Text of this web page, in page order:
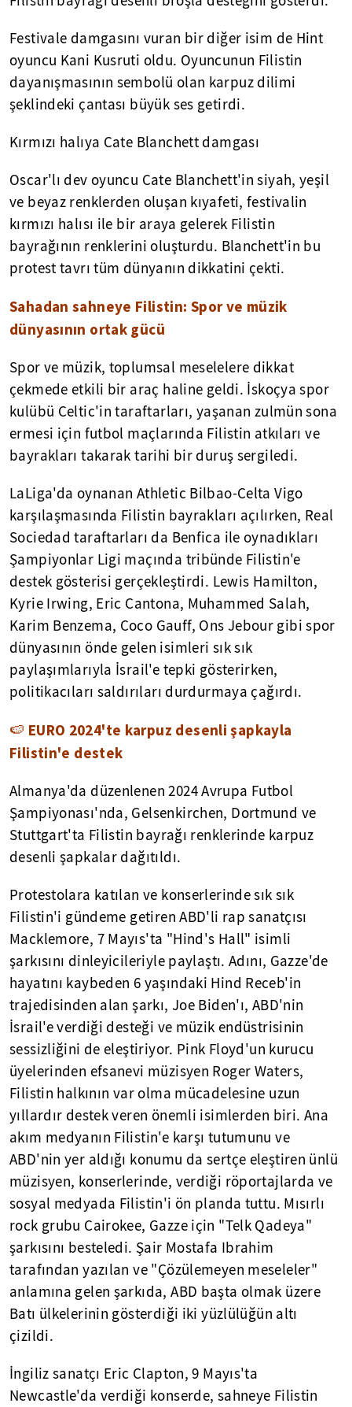
Festivale damgasını vuran bir diğer isim de Hint
oyuncu Kani Kusruti oldu. Oyuncunun Filistin
dayanışmasının sembolü olan karpuz dilimi
şeklindeki çantası büyük ses getirdi.
Kırmızı halıya Cate Blanchett damgası
Oscar'lı dev oyuncu Cate Blanchett'in siyah, yeşil
ve beyaz renklerden oluşan kıyafeti, festivalin
kırmızı halısı ile bir araya gelerek Filistin
bayrağının renklerini oluşturdu. Blanchett'in bu
protest tavrı tüm dünyanın dikkatini çekti.
Sahadan sahneye Filistin: Spor ve müzik
dünyasının ortak gücü
Spor ve müzik, toplumsal meselelere dikkat
çekmede etkili bir araç haline geldi. İskoçya spor
kulübü Celtic'in taraftarları, yaşanan zulmün sona
ermesi için futbol maçlarında Filistin atkıları ve
bayrakları takarak tarihi bir duruş sergiledi.
LaLiga'da oynanan Athletic Bilbao-Celta Vigo
karşılaşmasında Filistin bayrakları açılırken, Real
Sociedad taraftarları da Benfica ile oynadıkları
Şampiyonlar Ligi maçında tribünde Filistin'e
destek gösterisi gerçekleştirdi. Lewis Hamilton,
Kyrie Irwing, Eric Cantona, Muhammed Salah,
Karim Benzema, Coco Gauff, Ons Jebour gibi spor
dünyasının önde gelen isimleri sık sık
paylaşımlarıyla İsrail'e tepki gösterirken,
politikacıları saldırıları durdurmaya çağırdı.
🍉 EURO 2024'te karpuz desenli şapkayla
Filistin'e destek
Almanya'da düzenlenen 2024 Avrupa Futbol
Şampiyonası'nda, Gelsenkirchen, Dortmund ve
Stuttgart'ta Filistin bayrağı renklerinde karpuz
desenli şapkalar dağıtıldı.
Protestolara katılan ve konserlerinde sık sık
Filistin'i gündeme getiren ABD'li rap sanatçısı
Macklemore, 7 Mayıs'ta "Hind's Hall" isimli
şarkısını dinleyicileriyle paylaştı. Adını, Gazze'de
hayatını kaybeden 6 yaşındaki Hind Receb'in
trajedisinden alan şarkı, Joe Biden'ı, ABD'nin
İsrail'e verdiği desteği ve müzik endüstrisinin
sessizliğini de eleştiriyor. Pink Floyd'un kurucu
üyelerinden efsanevi müzisyen Roger Waters,
Filistin halkının var olma mücadelesine uzun
yıllardır destek veren önemli isimlerden biri. Ana
akım medyanın Filistin'e karşı tutumunu ve
ABD'nin yer aldığı konumu da sertçe eleştiren ünlü
müzisyen, konserlerinde, verdiği röportajlarda ve
sosyal medyada Filistin'i ön planda tuttu. Mısırlı
rock grubu Cairokee, Gazze için "Telk Qadeya"
şarkısını besteledi. Şair Mostafa Ibrahim
tarafından yazılan ve "Çözülemeyen meseleler"
anlamına gelen şarkıda, ABD başta olmak üzere
Batı ülkelerinin gösterdiği iki yüzlülüğün altı
çizildi.
İngiliz sanatçı Eric Clapton, 9 Mayıs'ta
Newcastle'da verdiği konserde, sahneye Filistin